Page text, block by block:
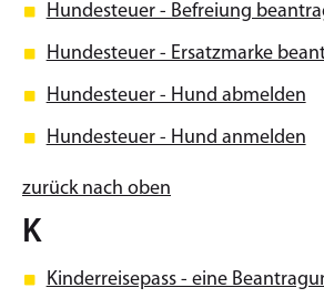
Hundesteuer - Befreiung
Hundesteuer - Ersatzmarke
Hundesteuer - Hund abmelden
Hundesteuer - Hund anmelden
zurück nach oben
K
Kinderreisepass - eine